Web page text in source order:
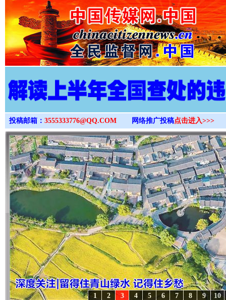
>
投稿邮箱： 3555333776@QQ.COM 网络推广投稿点击进入>>>
10
9
8
7
6
5
4
3
2
1